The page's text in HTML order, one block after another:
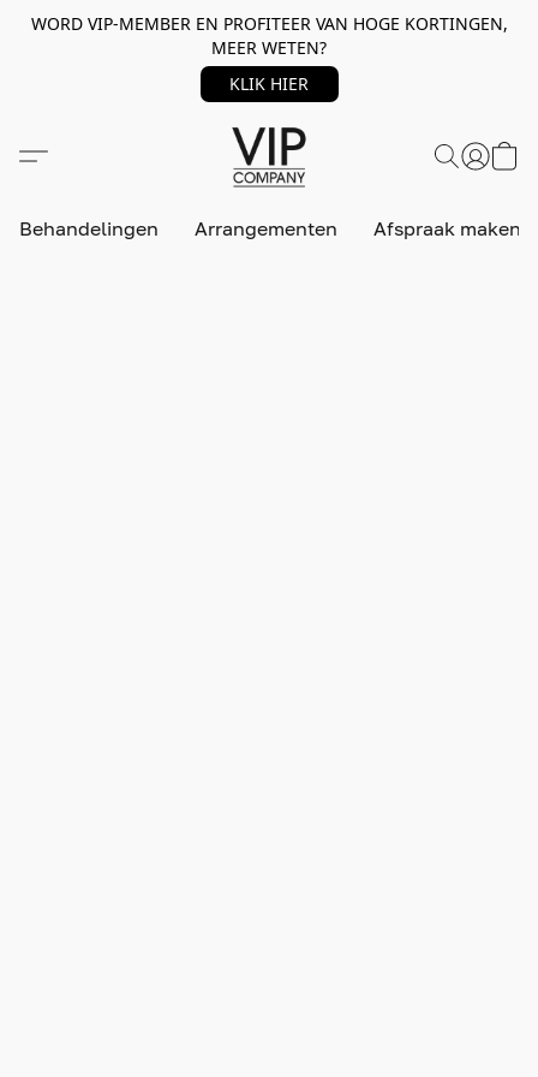
WORD VIP-MEMBER EN PROFITEER VAN HOGE KORTINGEN,
MEER WETEN?
KLIK HIER
Behandelingen Arrangementen Afspraak maken